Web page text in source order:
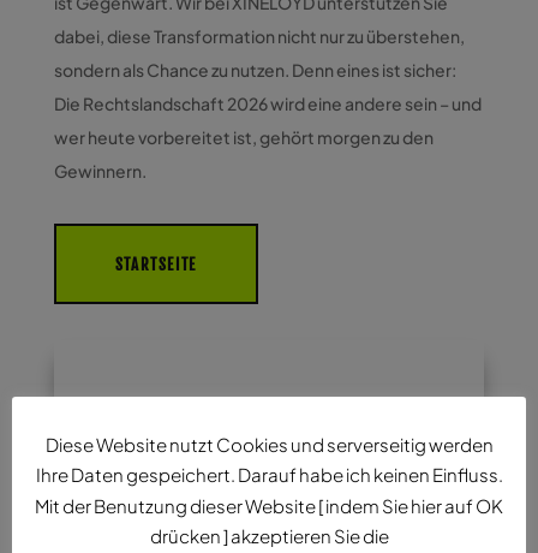
dabei, diese Transformation nicht nur zu überstehen,
sondern als Chance zu nutzen. Denn eines ist sicher:
Die Rechtslandschaft 2026 wird eine andere sein – und
wer heute vorbereitet ist, gehört morgen zu den
Gewinnern.
STARTSEITE
Diese Website nutzt Cookies und serverseitig werden
Ihre Daten gespeichert. Darauf habe ich keinen Einfluss.
Mit der Benutzung dieser Website [ indem Sie hier auf OK
drücken ] akzeptieren Sie die